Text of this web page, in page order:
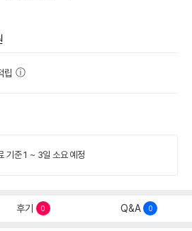
립
기준 1 ~ 3일 소요 예정
후기 0 Q&A 0